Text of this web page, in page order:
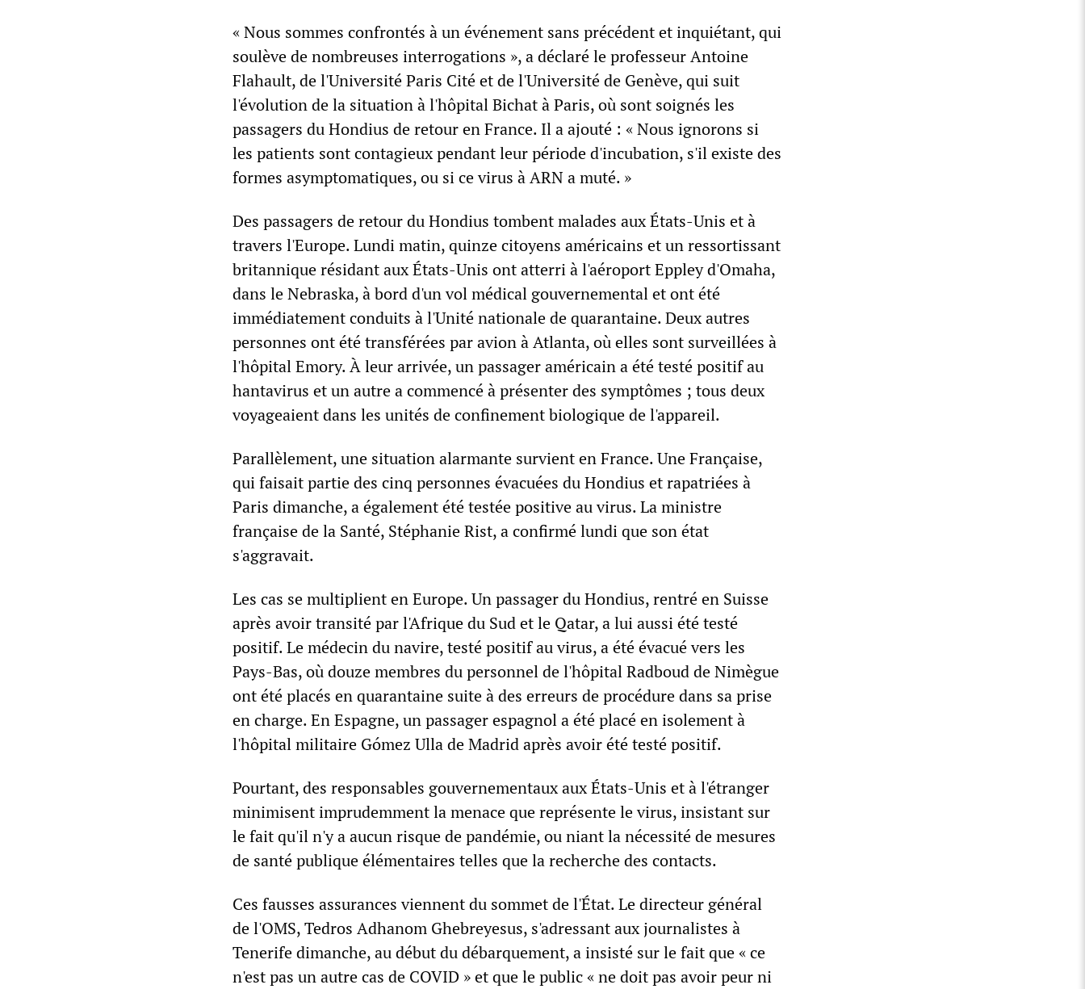
« Nous sommes confrontés à un événement sans précédent et inquiétant, qui
soulève de nombreuses interrogations », a déclaré le professeur Antoine
Flahault, de l'Université Paris Cité et de l'Université de Genève, qui suit
l'évolution de la situation à l'hôpital Bichat à Paris, où sont soignés les
passagers du Hondius de retour en France. Il a ajouté : « Nous ignorons si
les patients sont contagieux pendant leur période d'incubation, s'il existe des
formes asymptomatiques, ou si ce virus à ARN a muté. »
Des passagers de retour du Hondius tombent malades aux États-Unis et à
travers l'Europe. Lundi matin, quinze citoyens américains et un ressortissant
britannique résidant aux États-Unis ont atterri à l'aéroport Eppley d'Omaha,
dans le Nebraska, à bord d'un vol médical gouvernemental et ont été
immédiatement conduits à l'Unité nationale de quarantaine. Deux autres
personnes ont été transférées par avion à Atlanta, où elles sont surveillées à
l'hôpital Emory. À leur arrivée, un passager américain a été testé positif au
hantavirus et un autre a commencé à présenter des symptômes ; tous deux
voyageaient dans les unités de confinement biologique de l'appareil.
Parallèlement, une situation alarmante survient en France. Une Française,
qui faisait partie des cinq personnes évacuées du Hondius et rapatriées à
Paris dimanche, a également été testée positive au virus. La ministre
française de la Santé, Stéphanie Rist, a confirmé lundi que son état
s'aggravait.
Les cas se multiplient en Europe. Un passager du Hondius, rentré en Suisse
après avoir transité par l'Afrique du Sud et le Qatar, a lui aussi été testé
positif. Le médecin du navire, testé positif au virus, a été évacué vers les
Pays-Bas, où douze membres du personnel de l'hôpital Radboud de Nimègue
ont été placés en quarantaine suite à des erreurs de procédure dans sa prise
en charge. En Espagne, un passager espagnol a été placé en isolement à
l'hôpital militaire Gómez Ulla de Madrid après avoir été testé positif.
Pourtant, des responsables gouvernementaux aux États-Unis et à l'étranger
minimisent imprudemment la menace que représente le virus, insistant sur
le fait qu'il n'y a aucun risque de pandémie, ou niant la nécessité de mesures
de santé publique élémentaires telles que la recherche des contacts.
Ces fausses assurances viennent du sommet de l'État. Le directeur général
de l'OMS, Tedros Adhanom Ghebreyesus, s'adressant aux journalistes à
Tenerife dimanche, au début du débarquement, a insisté sur le fait que « ce
n'est pas un autre cas de COVID » et que le public « ne doit pas avoir peur ni